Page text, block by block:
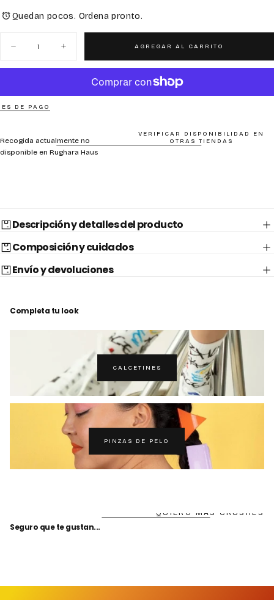
Quedan pocos. Ordena pronto.
Disminuir
para
CAKE
COUCOU
Aumentar
cantidad
para
CALCETINES
CARROT
CAKE
AGREGAR AL CARRITO
DE PAGO
Recogida actualmente no
disponible en Rughara Haus
VERIFICAR DISPONIBILIDAD EN
OTRAS TIENDAS
Descripción y detalles del producto
Composición y cuidados
Envío y devoluciones
Completa tu look
CALCETINES
PINZAS DE PELO
Seguro que te gustan...
QUIERO MÁS CRUSHES